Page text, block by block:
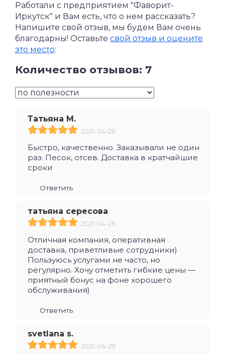
Работали с предприятием "Фаворит-
Иркутск" и Вам есть, что о нем рассказать?
Напишите свой отзыв, мы будем Вам очень
благодарны! Оставьте свой отзыв и оцените
это место:
Количество отзывов: 7
Татьяна М.
2021-04-26
Быстро, качественно. Заказывали не один
раз. Песок, отсев. Доставка в кратчайшие
сроки
Ответить
татьяна сересова
2021-04-26
Отличная компания, оперативная
доставка, приветливые сотрудники)
Пользуюсь услугами не часто, но
регулярно. Хочу отметить гибкие цены —
приятный бонус на фоне хорошего
обслуживания)
Ответить
svetlana s.
2021-04-29